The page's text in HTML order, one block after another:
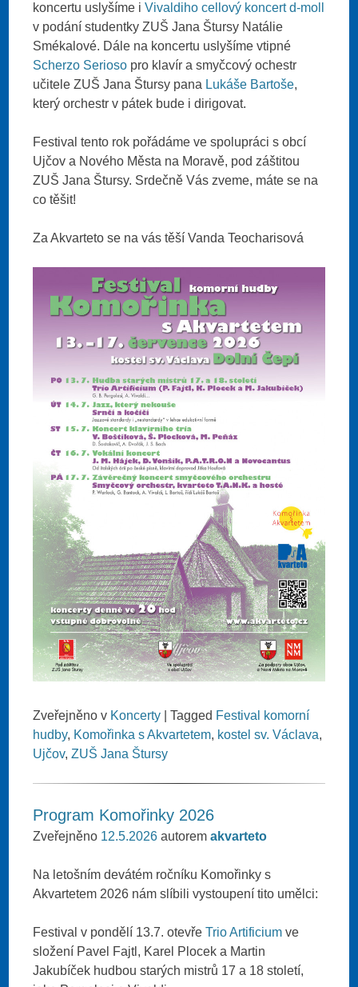
koncertu uslyšíme iVivaldiho cellový koncert d-moll
v podání studentky ZUŠ Jana Štursy Natálie
Smékalové. Dále na koncertu uslyšíme vtipné
Scherzo Serioso pro klavír a smyčcový ochestr
učitele ZUŠ Jana Štursy pana Lukáše Bartoše,
který orchestr v pátek bude i dirigovat.
Festival tento rok pořádáme ve spolupráci s obcí
Ujčov a Nového Města na Moravě, pod záštitou
ZUŠ Jana Štursy. Srdečně Vás zveme, máte se na
co těšit!
Za Akvarteto se na vás těší Vanda Teocharisová
Zveřejněno v Koncerty |Tagged Festival komorní
hudby, Komořinka s Akvartetem, kostel sv. Václava,
Ujčov,ZUŠ Jana Štursy
Program Komořinky 2026
Zveřejněno 12.5.2026 autoremakvarteto
Na letošním devátém ročníku Komořinky s
Akvartetem 2026 nám slíbili vystoupení tito umělci:
Festival v pondělí 13.7. otevřeTrio Artificium ve
složení Pavel Fajtl, Karel Plocek a Martin
Jakubíček hudbou starých mistrů 17 a 18 století,